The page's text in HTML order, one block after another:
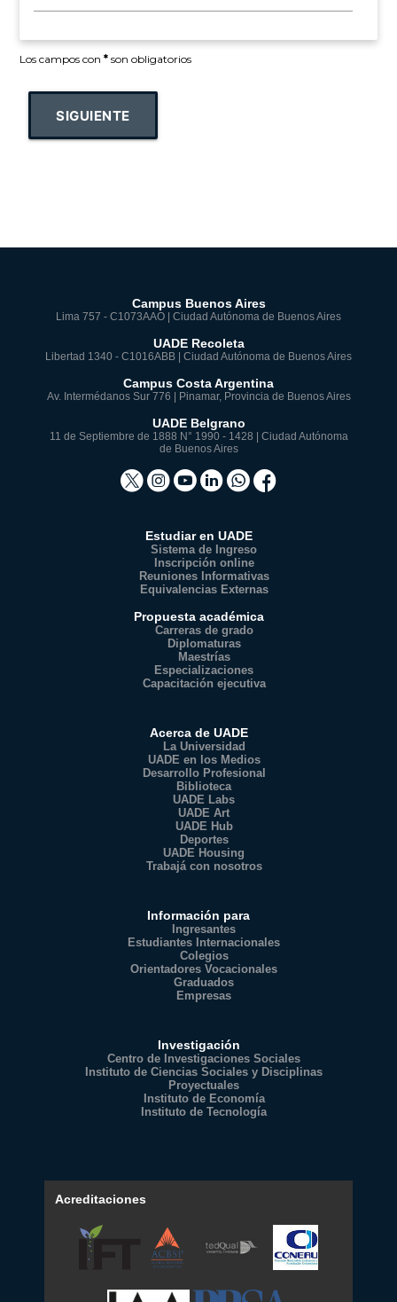
Los campos con* son obligatorios
SIGUIENTE
Campus Buenos Aires
Lima 757 - C1073AAO | Ciudad Autónoma de Buenos Aires
UADE Recoleta
Libertad 1340 - C1016ABB | Ciudad Autónoma de Buenos Aires
Campus Costa Argentina
Av. Intermédanos Sur 776 | Pinamar, Provincia de Buenos Aires
UADE Belgrano
11 de Septiembre de 1888 N° 1990 - 1428 | Ciudad Autónoma
de Buenos Aires
Estudiar en UADE
Sistema de Ingreso
Inscripción online
Reuniones Informativas
Equivalencias Externas
Propuesta académica
Carreras de grado
Diplomaturas
Maestrías
Especializaciones
Capacitación ejecutiva
Acerca de UADE
La Universidad
UADE en los Medios
Desarrollo Profesional
Biblioteca
UADE Labs
UADE Art
UADE Hub
Deportes
UADE Housing
Trabajá con nosotros
Información para
Ingresantes
Estudiantes Internacionales
Colegios
Orientadores Vocacionales
Graduados
Empresas
Investigación
Centro de Investigaciones Sociales
Instituto de Ciencias Sociales y Disciplinas
Proyectuales
Instituto de Economía
Instituto de Tecnología
Acreditaciones